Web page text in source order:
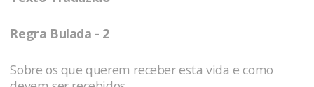
Regra Bulada - 2
Sobre os que querem receber esta vida e como